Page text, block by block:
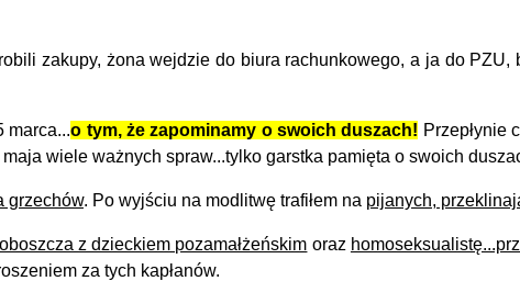
zakupy, żona wejdzie do biura rachunkowego, a ja do PZU,
marca...o tym, że zapominamy o swoich duszach! Przepłynie
wiele ważnych spraw...tylko garstka pamięta o swoich
grzechów. Po wyjściu na modlitwę trafiłem na pijanych,
z dzieckiem pozamałżeńskim oraz
za tych kapłanów.